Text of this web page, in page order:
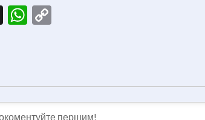
X WhatsApp